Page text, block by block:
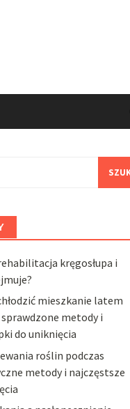
kręgosłupa i
mieszkanie latem
metody i
do uniknięcia
roślin podczas
metody i najczęstsze